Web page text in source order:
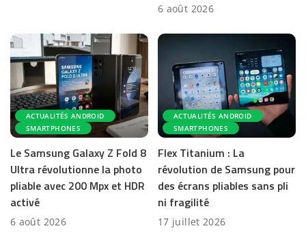
6 août 2026
ACTUALITÉS ANDROID
SMARTPHONES
Le Samsung Galaxy Z Fold 8
Ultra révolutionne la photo
pliable avec 200 Mpx et HDR
activé
6 août 2026
ACTUALITÉS ANDROID
SMARTPHONES
Flex Titanium : La
révolution de Samsung pour
des écrans pliables sans pli
ni fragilité
17 juillet 2026